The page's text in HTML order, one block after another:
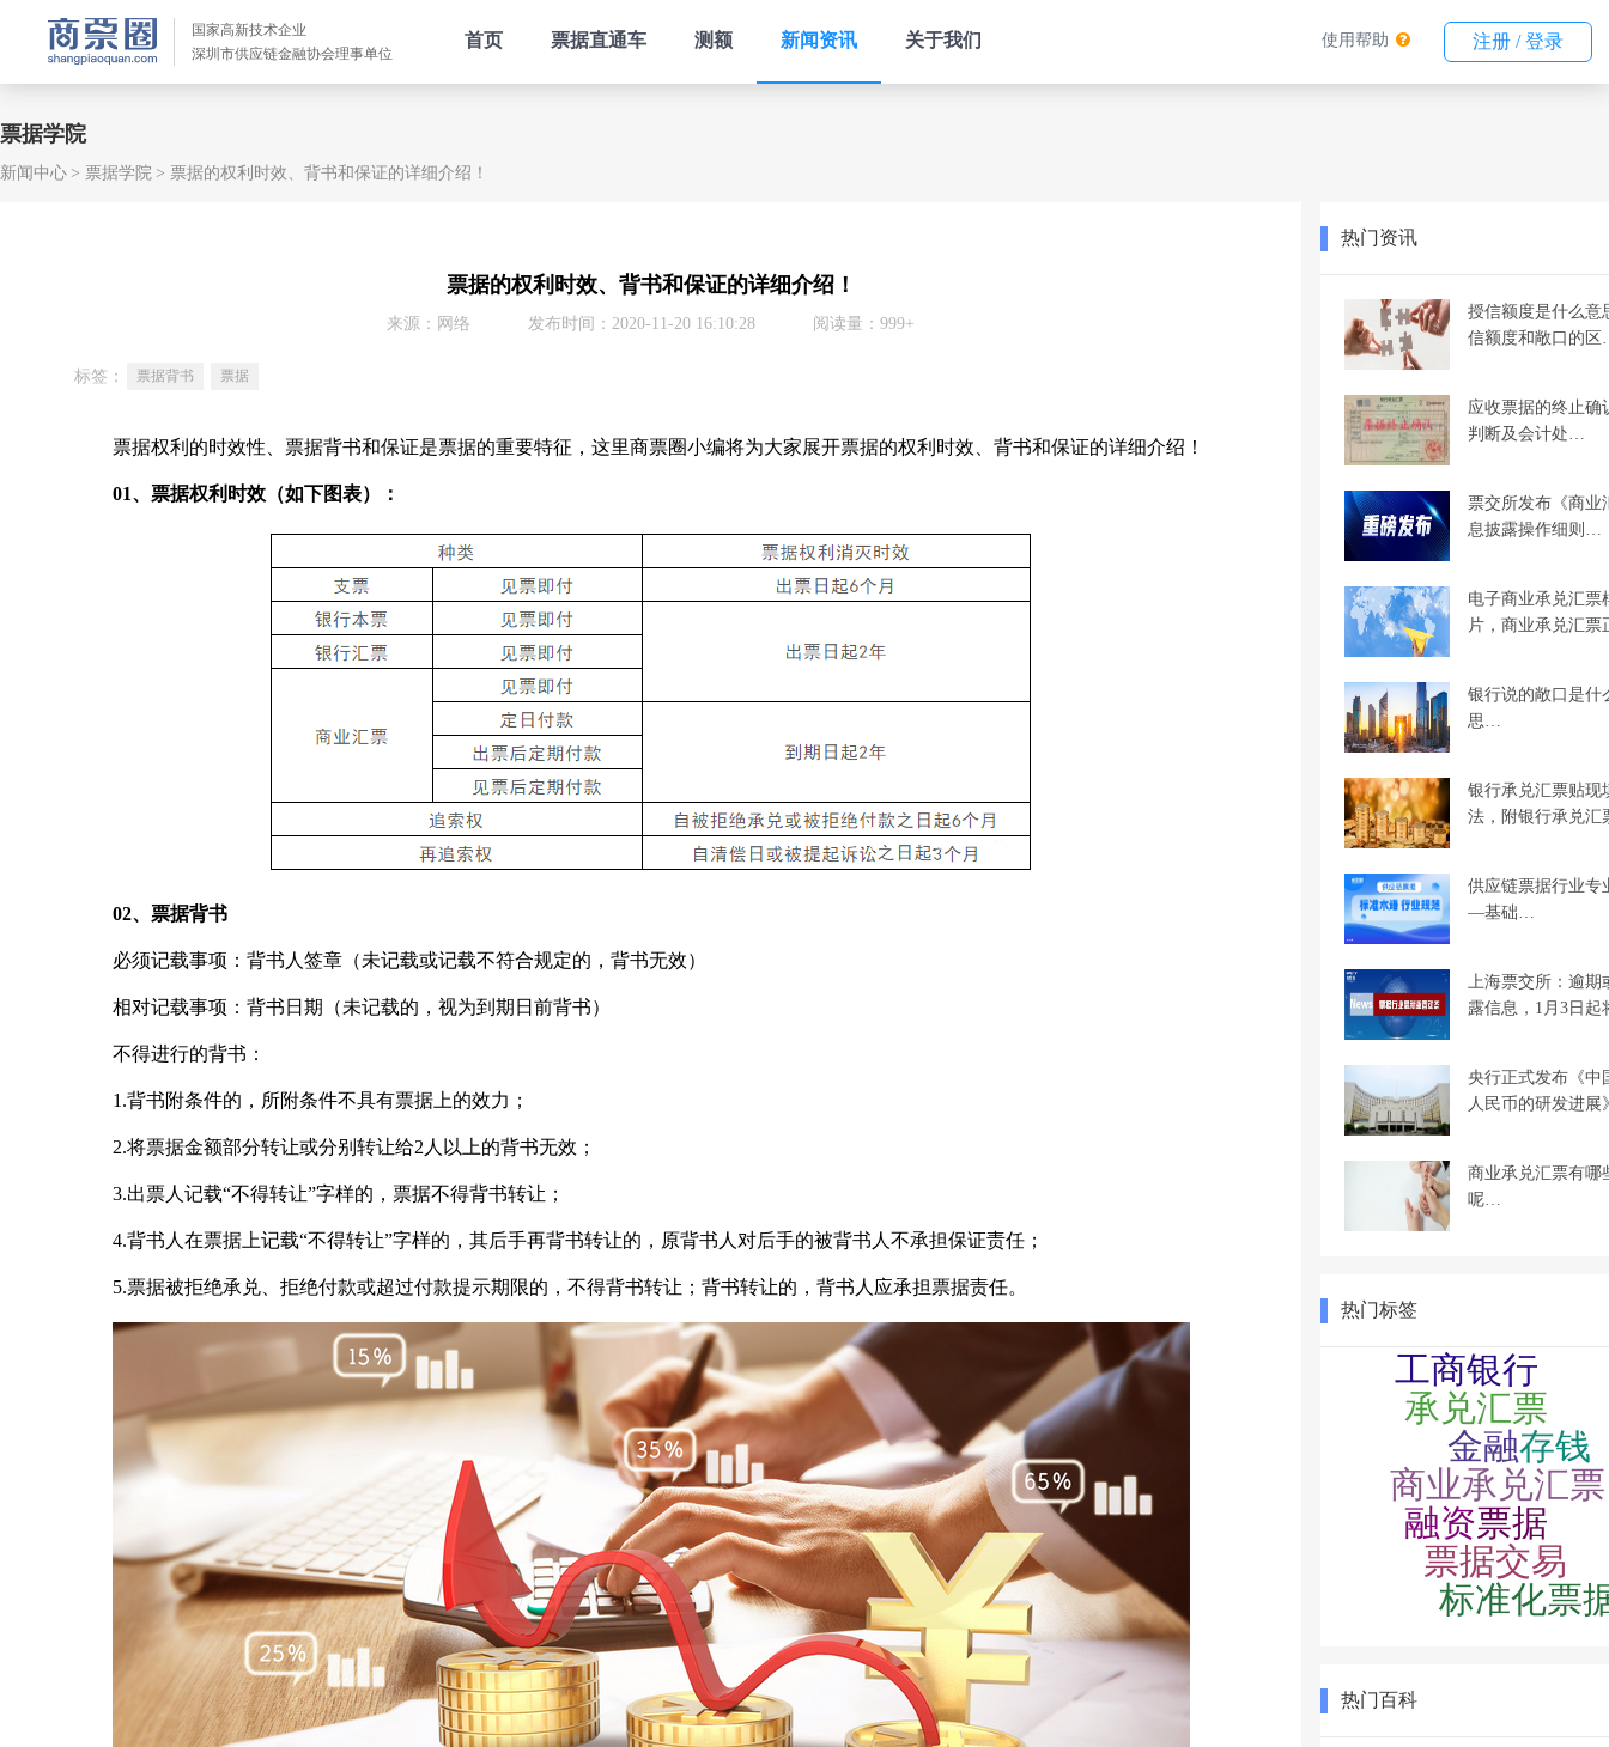
国家高新技术企业
深圳市供应链金融协会理事单位
首页 票据直通车 测额 新闻资讯 关于我们 使用帮助 注册 / 登录
票据学院
新闻中心 票据学院 票据的权利时效、背书和保证的详细介绍！
票据的权利时效、背书和保证的详细介绍！
来源：网络 发布时间：2020-11-20 16:10:28 阅读量：999+
标签： 票据背书 票据
票据权利的时效性、票据背书和保证是票据的重要特征，这里商票圈小编将为大家展开票据的权利时效、背书和保证的详细介绍！
01、票据权利时效（如下图表）：
02、票据背书
必须记载事项：背书人签章（未记载或记载不符合规定的，背书无效）
相对记载事项：背书日期（未记载的，视为到期日前背书）
不得进行的背书：
1.背书附条件的，所附条件不具有票据上的效力；
2.将票据金额部分转让或分别转让给2人以上的背书无效；
3.出票人记载“不得转让”字样的，票据不得背书转让；
4.背书人在票据上记载“不得转让”字样的，其后手再背书转让的，原背书人对后手的被背书人不承担保证责任；
5.票据被拒绝承兑、拒绝付款或超过付款提示期限的，不得背书转让；背书转让的，背书人应承担票据责任。
热门资讯
授信额度是什么意
信额度和敞口的
应收票据的终止确
判断及会计处…
票交所发布《商业
息披露操作细则…
电子商业承兑汇票
片，商业承兑汇
银行说的敞口是什
思…
银行承兑汇票贴现
法，附银行承兑
供应链票据行业专
—基础…
上海票交所：逾期
露信息，1月3日
央行正式发布《中
人民币的研发进
商业承兑汇票有哪
呢…
热门标签
热门百科